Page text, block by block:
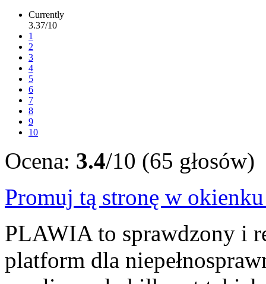
Currently
3.37/10
1
2
3
4
5
6
7
8
9
10
Ocena: 3.4/10 (65 głosów)
Promuj tą stronę w
PLAWIA to sprawdzony i
platform dla